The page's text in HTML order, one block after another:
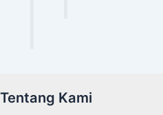
Tentang Kami